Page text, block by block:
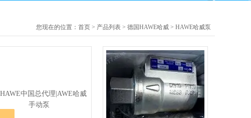
您现在的位置： 首页 > 产品列表 > 德国HAWE哈威 > HAWE哈威泵